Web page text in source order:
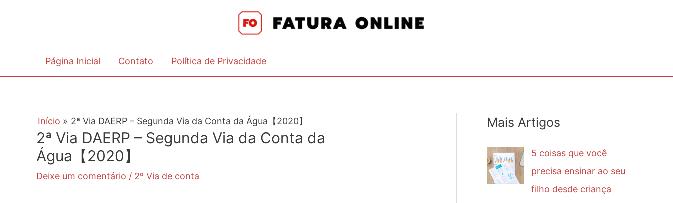
Página Inicial Contato Política de Privacidade
Início 2ª Via DAERP – Segunda Via da Conta da Água【2020】
2ª Via DAERP – Segunda Via da Conta da
Água【2020】
Deixe um comentário / 2º Via de conta
Mais Artigos
5 coisas que você
precisa ensinar ao seu
filho desde criança